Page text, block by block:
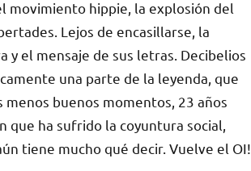
movimiento hippie, la explosión del
Lejos de encasillarse, la
y el mensaje de sus letras. Decibelios
una parte de la leyenda, que
menos buenos momentos, 23 años
que ha sufrido la coyuntura social,
tiene mucho qué decir. Vuelve el OI!